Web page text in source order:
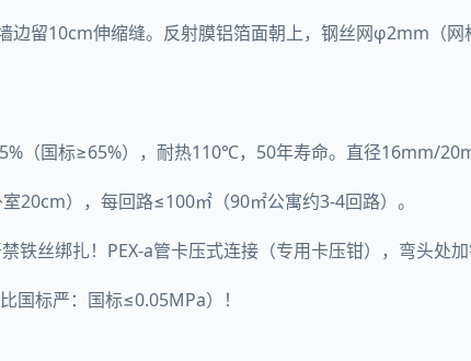
留10cm伸缩缝。反射膜铝箔面朝上，钢丝网φ2mm（网
（国标≥65%），耐热110℃，50年寿命。直径16mm/
20cm），每回路≤100㎡（90㎡公寓约3-4回路）。
丝绑扎！PEX-a管卡压式连接（专用卡压钳），弯头处加
国标严：国标≤0.05MPa）！